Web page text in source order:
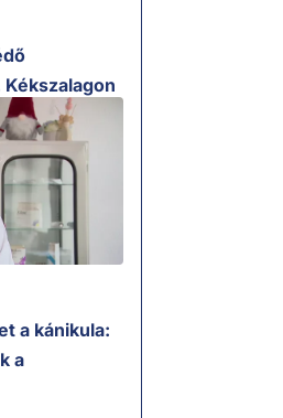
a kánikula:
a